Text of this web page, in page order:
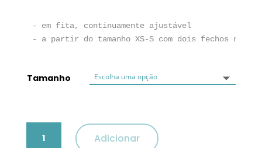
- em fita, continuamente ajustável
- a partir do tamanho XS-S com dois fechos na
Tamanho
Quantidade
Adicionar